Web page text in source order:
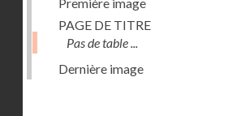
PAGE DE TITRE
Pas de table ...
Dernière image